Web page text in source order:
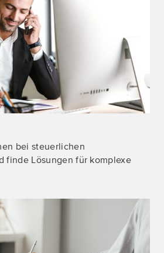
bei steuerlichen
finde Lösungen für komplexe
Details zu Tax